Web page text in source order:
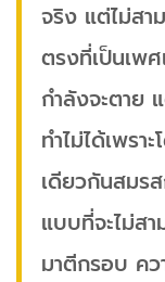
จริง แต่ไม่สา
ตรงที่เป็นเพ
กำลังจะตาย
ทำไม่ได้เพร
เดียวกันสมร
แบบที่จะไม่ส
มาตีกรอบ คว